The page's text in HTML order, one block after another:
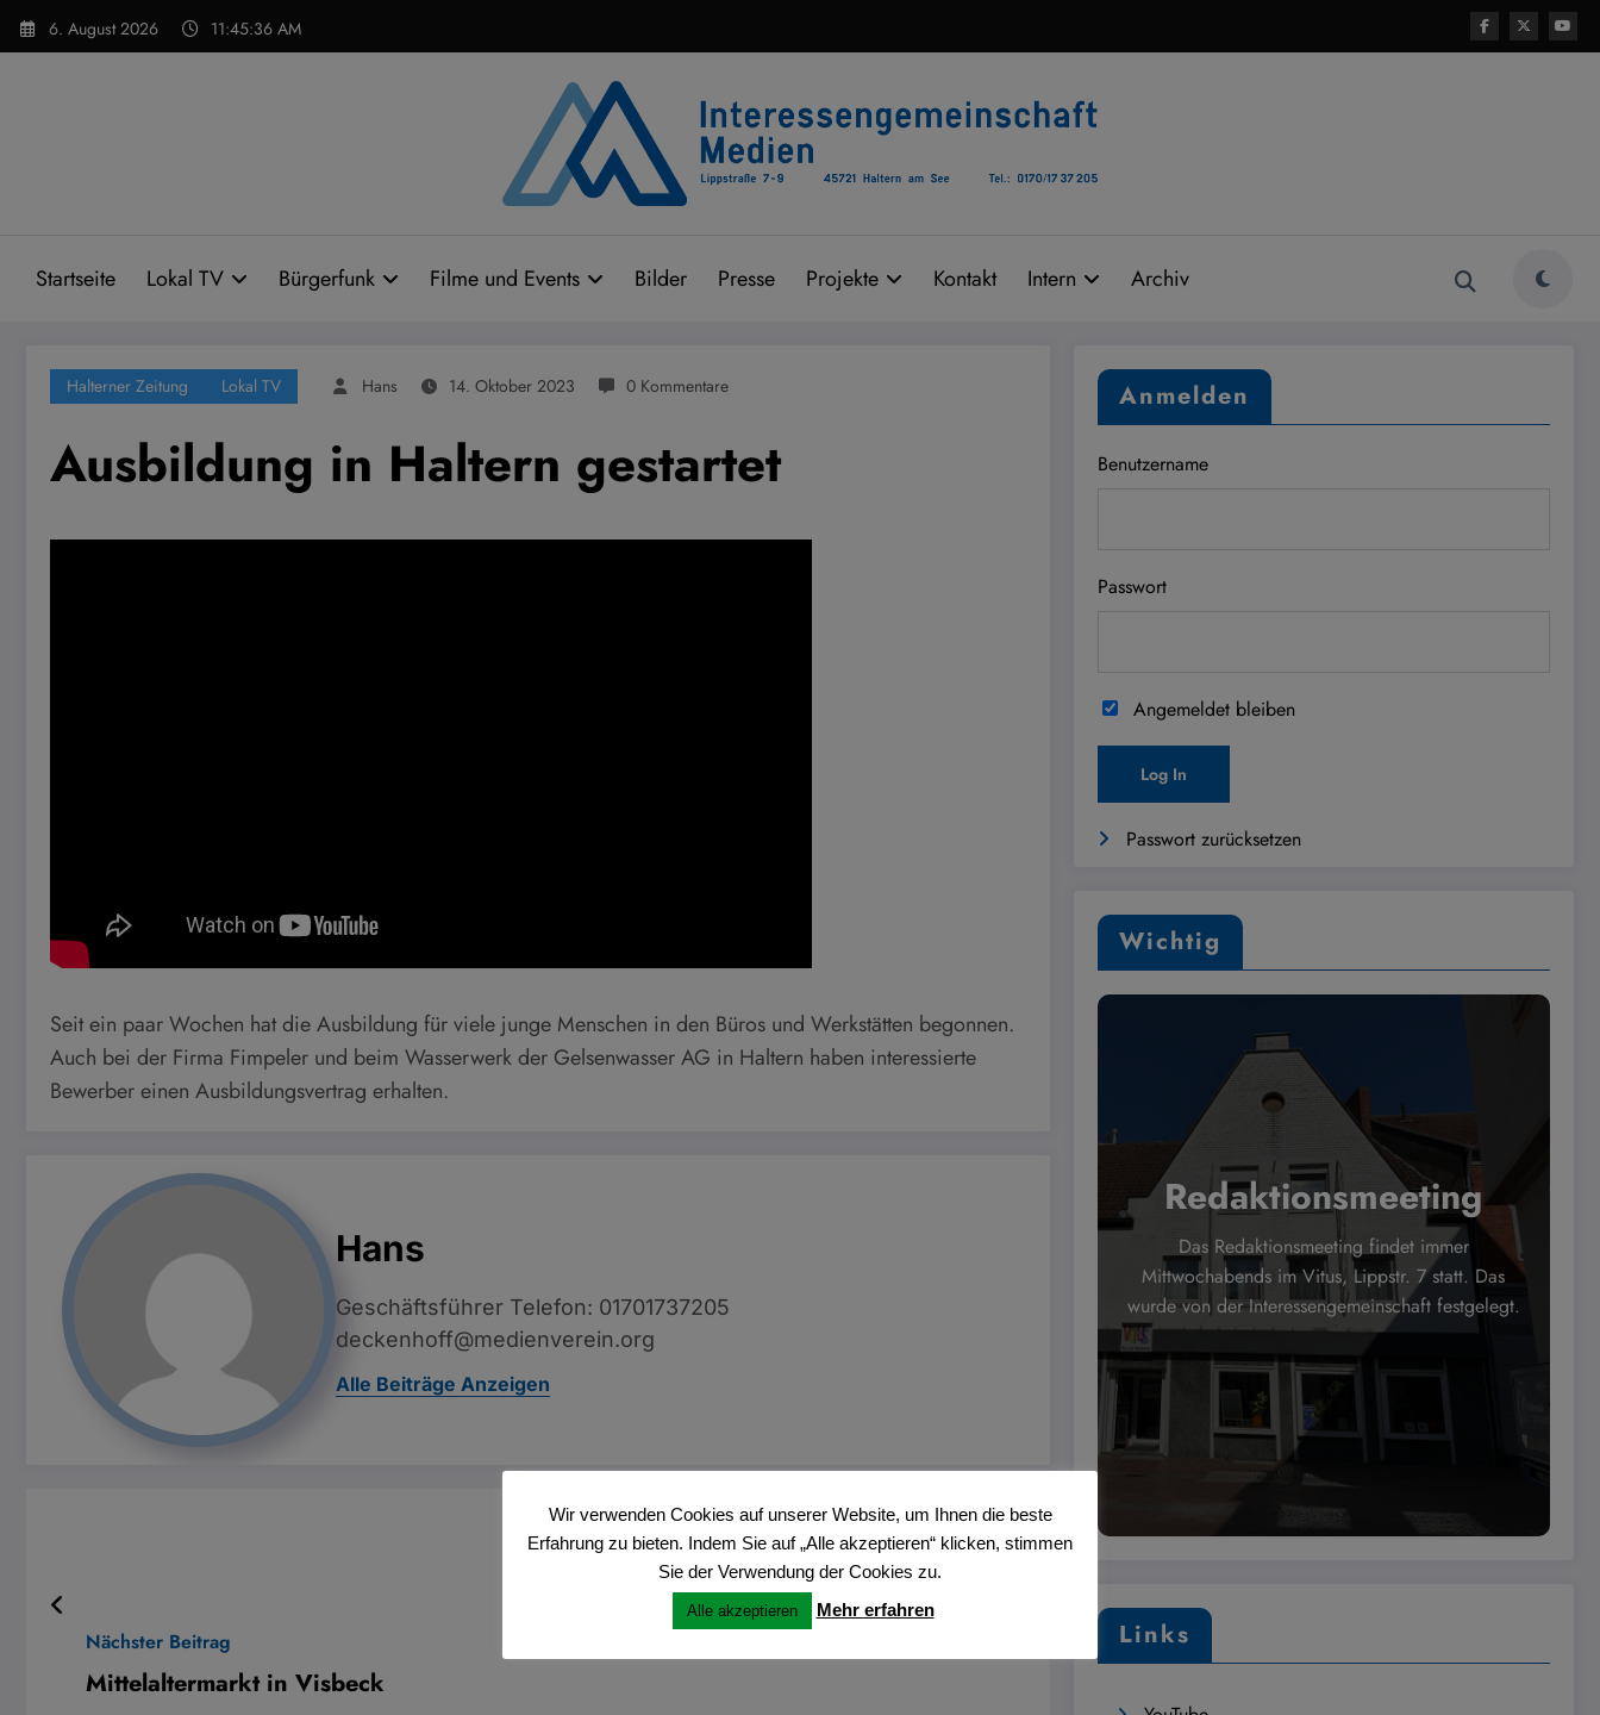
Zum
Inhalt
6. August 2026 11:45:36 AM
Startseite Lokal TV Bürgerfunk Filme und Events Bilder Presse Projekte Kontakt Intern Archiv
Halterner Zeitung Lokal TV Hans 14. Oktober 2023 0 Kommentare
Ausbildung in Haltern gestartet
Seit ein paar Wochen hat die Ausbildung für viele junge Menschen in den Büros und Werkstätten begonnen.
Auch bei der Firma Fimpeler und beim Wasserwerk der Gelsenwasser AG in Haltern haben interessierte
Bewerber einen Ausbildungsvertrag erhalten.
Hans
Geschäftsführer Telefon: 01701737205
deckenhoff@medienverein.org
Alle Beiträge Anzeigen
Vorheriger Beitrag
Sportbox in Dülmen freigegeben
Nächster Beitrag
Mittelaltermarkt in Visbeck
Anmelden
Benutzername
Passwort
Angemeldet bleiben
Passwort zurücksetzen
Wichtig
Redaktionsmeeting
Das Redaktionsmeeting findet immer
Mittwochabends im Vitus, Lippstr. 7 statt. Das
wurde von der Interessengemeinschaft festgelegt.
Links
Wir verwenden Cookies auf unserer Website, um Ihnen die beste
Erfahrung zu bieten. Indem Sie auf „Alle akzeptieren“ klicken, stimmen
Sie der Verwendung der Cookies zu.
Alle akzeptieren Mehr erfahren